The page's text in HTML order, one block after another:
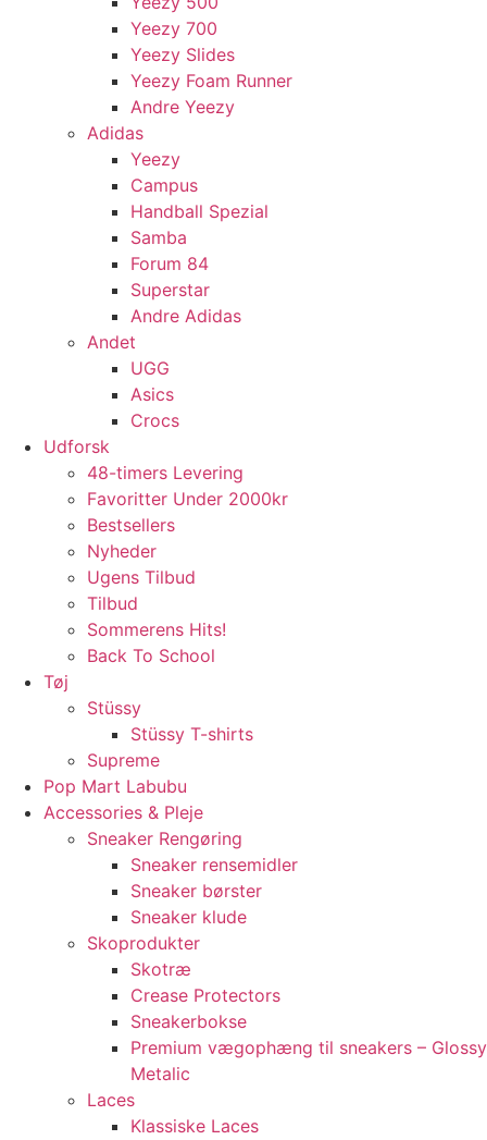
Yeezy 700
Yeezy Slides
Yeezy Foam Runner
Andre Yeezy
Adidas
Yeezy
Campus
Handball Spezial
Samba
Forum 84
Superstar
Andre Adidas
Andet
UGG
Asics
Crocs
Udforsk
48-timers Levering
Favoritter Under 2000kr
Bestsellers
Nyheder
Ugens Tilbud
Tilbud
Sommerens Hits!
Back To School
Tøj
Stüssy
Stüssy T-shirts
Supreme
Pop Mart Labubu
Accessories & Pleje
Sneaker Rengøring
Sneaker rensemidler
Sneaker børster
Sneaker klude
Skoprodukter
Skotræ
Crease Protectors
Sneakerbokse
Premium vægophæng til sneakers – Glossy
Metalic
Laces
Klassiske Laces